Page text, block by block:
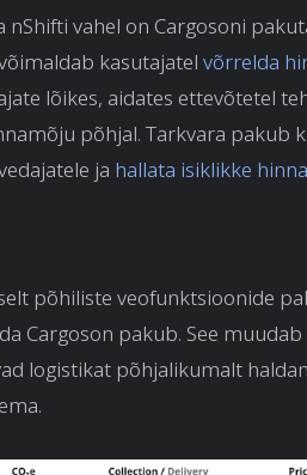
vahel on Cargosoni
kasutajatel võrrelda
lõikes, aidates ettevõtetel
põhjal. Tarkvara pakub
ja hallata isiklikke
põhiliste veofunktsioonide
Cargoson pakub. See muudab
logistikat põhjalikumalt